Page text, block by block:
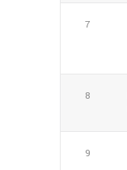
7
8
9